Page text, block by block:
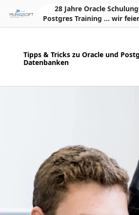
Skip to Main Content28 Jahre Oracle
Postgres Training ... wir
Tipps & Tricks zu Oracle und
Datenbanken